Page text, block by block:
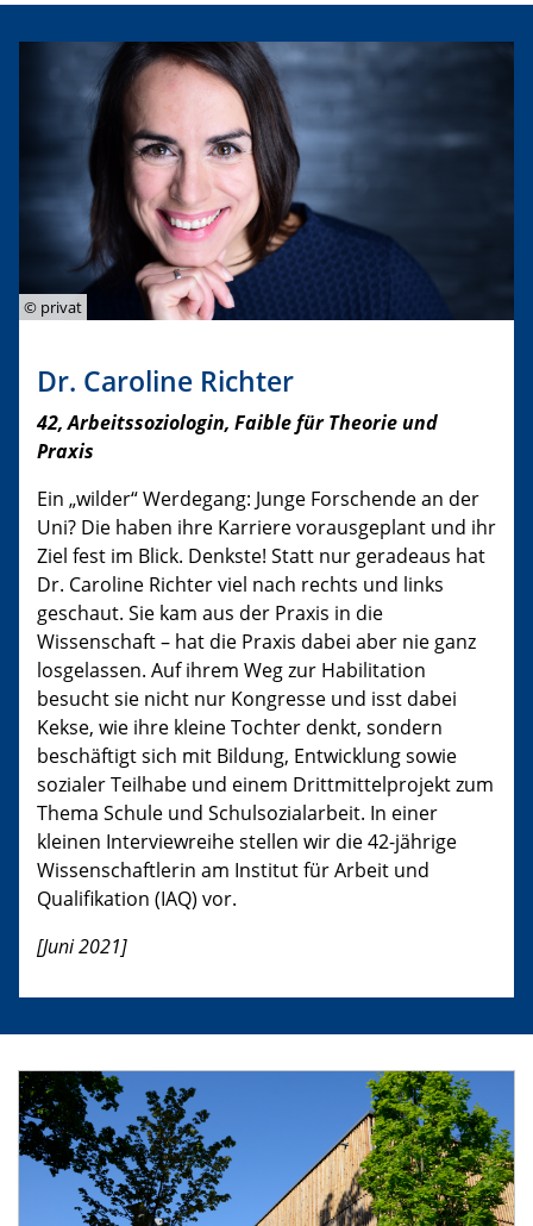
© privat
Dr. Caroline Richter
42, Arbeitssoziologin, Faible für Theorie und
Praxis
Ein „wilder“ Werdegang: Junge Forschende an der
Uni? Die haben ihre Karriere vorausgeplant und ihr
Ziel fest im Blick. Denkste! Statt nur geradeaus hat
Dr. Caroline Richter viel nach rechts und links
geschaut. Sie kam aus der Praxis in die
Wissenschaft – hat die Praxis dabei aber nie ganz
losgelassen. Auf ihrem Weg zur Habilitation
besucht sie nicht nur Kongresse und isst dabei
Kekse, wie ihre kleine Tochter denkt, sondern
beschäftigt sich mit Bildung, Entwicklung sowie
sozialer Teilhabe und einem Drittmittelprojekt zum
Thema Schule und Schulsozialarbeit. In einer
kleinen Interviewreihe stellen wir die 42-jährige
Wissenschaftlerin am Institut für Arbeit und
Qualifikation (IAQ) vor.
[Juni 2021]